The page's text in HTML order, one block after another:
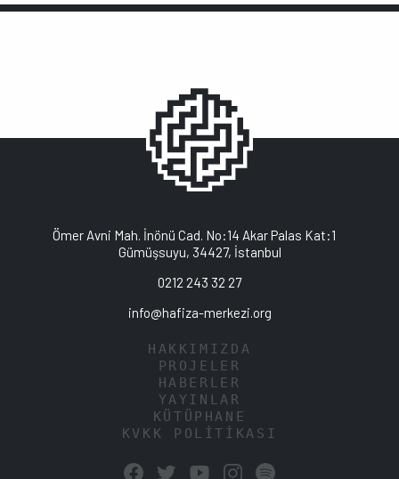
Ömer Avni Mah. İnönü Cad. No:14 Akar Palas Kat:1
Gümüşsuyu, 34427, İstanbul
0212 243 32 27
info@hafiza-merkezi.org
HAKKIMIZDA
PROJELER
HABERLER
YAYINLAR
KÜTÜPHANE
KVKK POLİTİKASI